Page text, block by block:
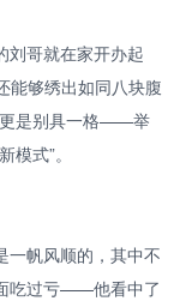
刘哥就在家开办起
能够绣出如同八块腹
更是别具一格——举
式”。
一帆风顺的，其中不
吃过亏——他看中了